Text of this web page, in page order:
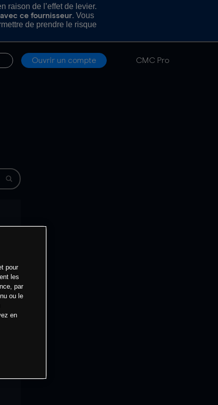
raison de l’effet de levier.
ce fournisseur. Vous
de prendre le risque
Ouvrir un compte CMC Pro
pour
les
par
ou le
en